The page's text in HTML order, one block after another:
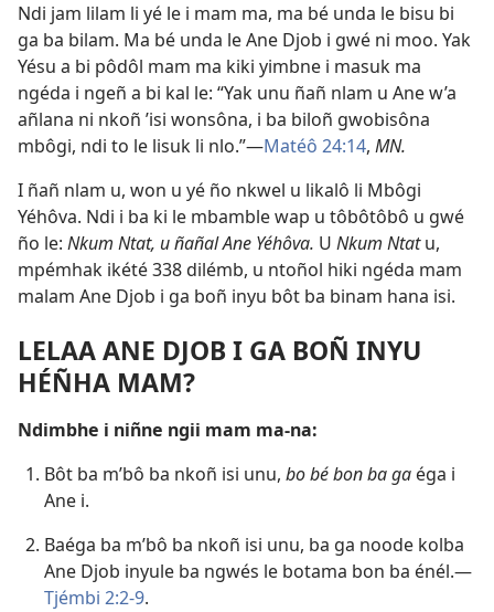
Ndi jam lilam li yé le i mam ma, ma bé unda le bisu bi
ga ba bilam. Ma bé unda le Ane Djob i gwé ni moo. Yak
Yésu a bi pôdôl mam ma kiki yimbne i masuk ma
ngéda i ngeñ a bi kal le: “Yak unu ñañ nlam u Ane w’a
añlana ni nkoñ ’isi wonsôna, i ba biloñ gwobisôna
mbôgi, ndi to le lisuk li nlo.”​—Matéô 24:14, MN.
I ñañ nlam u, won u yé ño nkwel u likalô li Mbôgi
Yéhôva. Ndi i ba ki le mbamble wap u tôbôtôbô u gwé
ño le: Nkum Ntat, u ñañal Ane Yéhôva. U Nkum Ntatu,
mpémhak ikété 338 dilémb, u ntoñol hiki ngéda mam
malam Ane Djob i ga boñ inyu bôt ba binam hana isi.
LELAA ANE DJOB I GA BOÑ INYU
HÉÑHA MAM?
Ndimbhe i niñne ngii mam ma-na:
Bôt ba m’bô ba nkoñ isi unu, bo bé bon ba ga éga i
Ane i.
Baéga ba m’bô ba nkoñ isi unu, ba ga noode kolba
Ane Djob inyule ba ngwés le botama bon ba énél.​—
Tjémbi 2:2-9.